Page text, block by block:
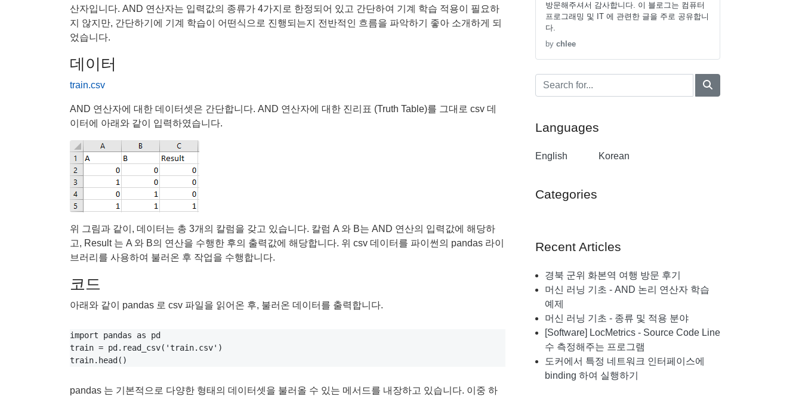
산자입니다. AND 연산자는 입력값의 종류가 4가지로 한정되어 있고 간단하여 기계 학습 적용이 필요하
지 않지만, 간단하기에 기계 학습이 어떤식으로 진행되는지 전반적인 흐름을 파악하기 좋아 소개하게 되
었습니다.
데이터
train.csv
AND 연산자에 대한 데이터셋은 간단합니다. AND 연산자에 대한 진리표 (Truth Table)를 그대로 csv 데
이터에 아래와 같이 입력하였습니다.
위 그림과 같이, 데이터는 총 3개의 칼럼을 갖고 있습니다. 칼럼 A 와 B는 AND 연산의 입력값에 해당하
고, Result 는 A 와 B의 연산을 수행한 후의 출력값에 해당합니다. 위 csv 데이터를 파이썬의 pandas 라이
브러리를 사용하여 불러온 후 작업을 수행합니다.
코드
아래와 같이 pandas 로 csv 파일을 읽어온 후, 불러온 데이터를 출력합니다.
import pandas as pd
train = pd.read_csv('train.csv')
pandas 는 기본적으로 다양한 형태의 데이터셋을 불러올 수 있는 메서드를 내장하고 있습니다. 이중 하
방문해주셔서 감사합니다. 이 블로그는 컴퓨터
프로그래밍 및 IT 에 관련한 글을 주로 공유합니
다.
by chlee
Languages
English Korean
Categories
Coding
Life
Java
Software
Data Analysis
Recent Articles
경북 군위 화본역 여행 방문 후기
머신 러닝 기초 - AND 논리 연산자 학습
예제
머신 러닝 기초 - 종류 및 적용 분야
[Software] LocMetrics - Source Code Line
수 측정해주는 프로그램
도커에서 특정 네트워크 인터페이스에
binding 하여 실행하기